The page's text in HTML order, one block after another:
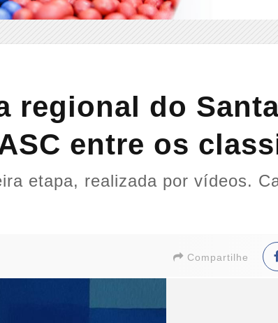
regional do
entre os
etapa, realizada por vídeos.
Compartilhe